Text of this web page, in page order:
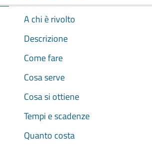
A chi è rivolto
Descrizione
Come fare
Cosa serve
Cosa si ottiene
Tempi e scadenze
Quanto costa